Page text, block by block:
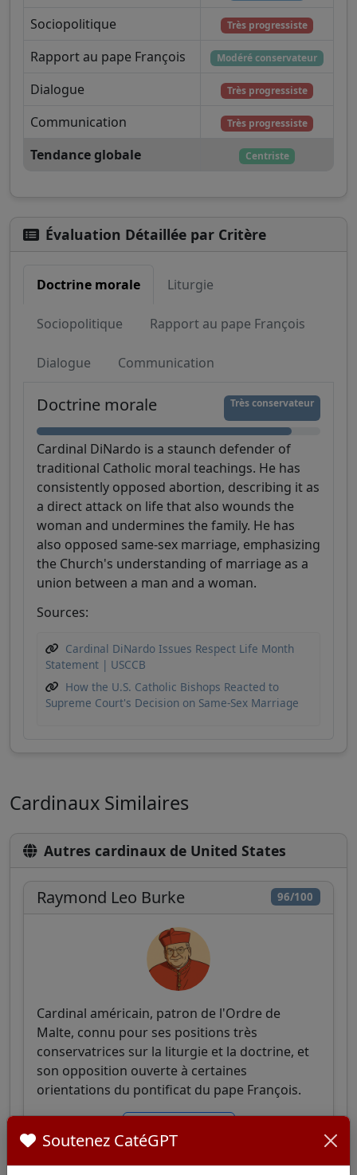
Sociopolitique
Très progressiste
Rapport au pape François Modéré conservateur
Dialogue Très progressiste
Communication Très progressiste
Tendance globale Centriste
Évaluation Détaillée par Critère
Doctrine morale Liturgie
Sociopolitique Rapport au pape François
Dialogue Communication
Doctrine morale Très conservateur
Cardinal DiNardo is a staunch defender of
traditional Catholic moral teachings. He has
consistently opposed abortion, describing it as
a direct attack on life that also wounds the
woman and undermines the family. He has
also opposed same-sex marriage, emphasizing
the Church's understanding of marriage as a
union between a man and a woman.
Sources:
Cardinal DiNardo Issues Respect Life Month
Statement | USCCB
How the U.S. Catholic Bishops Reacted to
Supreme Court's Decision on Same-Sex Marriage
Cardinaux Similaires
Autres cardinaux de United States
96/100
Raymond Leo Burke
Cardinal américain, patron de l'Ordre de
Malte, connu pour ses positions très
conservatrices sur la liturgie et la doctrine, et
son opposition ouverte à certaines
orientations du pontificat du pape François.
Soutenez CatéGPT